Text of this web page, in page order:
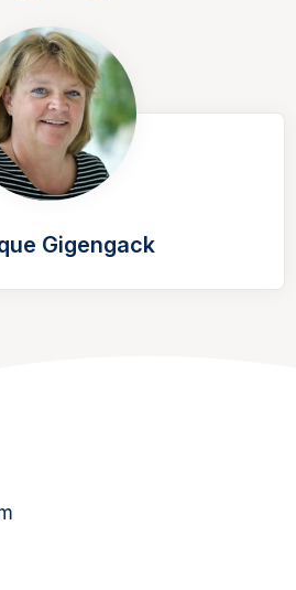
Gigengack